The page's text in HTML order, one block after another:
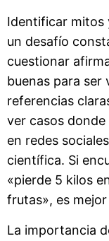
Identificar mitos
un desafío
cuestionar
buenas para ser
referencias
ver casos
en redes
científica. Si
«pierde 5 kilos
frutas», es
La importancia